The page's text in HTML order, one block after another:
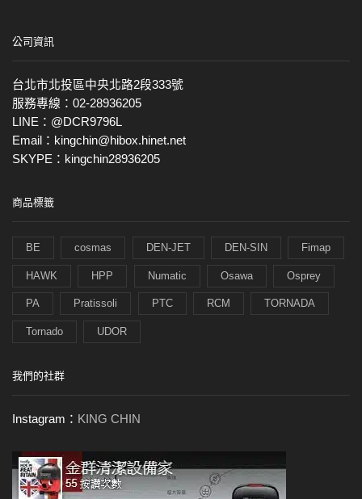
公司資訊
台北市北投區中央北路2段333號
服務專線：02-28936205
LINE：@DCR9796L
Email：kingchin@hibox.hinet.net
SKYPE：kingchin28936205
商品標籤
BE cosmas DEN-JET DEN-SIN Fimap
HAWK HPP Numatic Osawa Osprey
PA Pratissoli PTC RCM TORNADA
Tornado UDOR
我們的社群
Instagram： KING CHIN